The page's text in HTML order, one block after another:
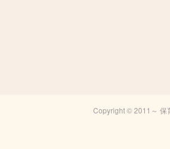
Copyright © 2011～ 保